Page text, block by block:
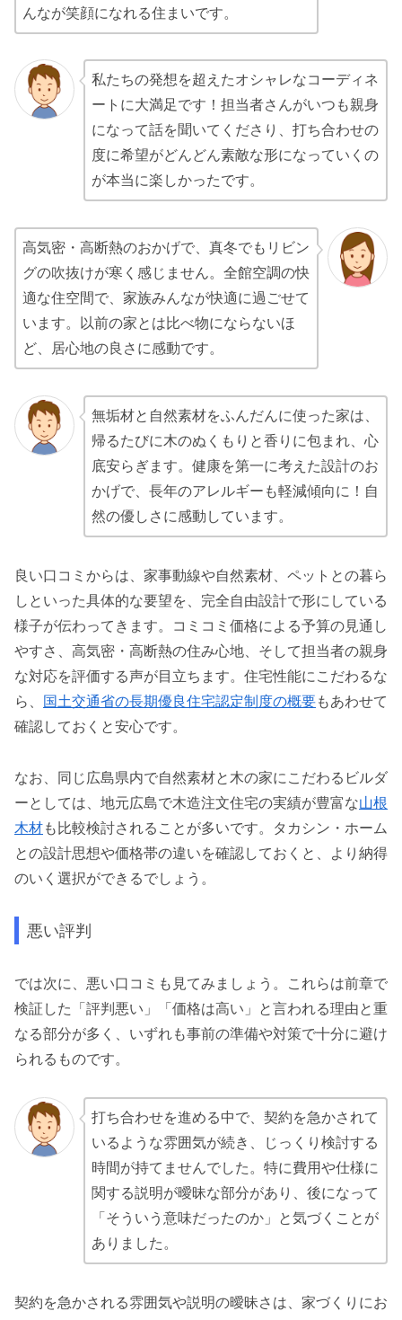
んなが笑顔になれる住まいです。
私たちの発想を超えたオシャレなコーディネ
ートに大満足です！担当者さんがいつも親身
になって話を聞いてくださり、打ち合わせの
度に希望がどんどん素敵な形になっていくの
が本当に楽しかったです。
高気密・高断熱のおかげで、真冬でもリビン
グの吹抜けが寒く感じません。全館空調の快
適な住空間で、家族みんなが快適に過ごせて
います。以前の家とは比べ物にならないほ
ど、居心地の良さに感動です。
無垢材と自然素材をふんだんに使った家は、
帰るたびに木のぬくもりと香りに包まれ、心
底安らぎます。健康を第一に考えた設計のお
かげで、長年のアレルギーも軽減傾向に！自
然の優しさに感動しています。
良い口コミからは、家事動線や自然素材、ペットとの暮ら
しといった具体的な要望を、完全自由設計で形にしている
様子が伝わってきます。コミコミ価格による予算の見通し
やすさ、高気密・高断熱の住み心地、そして担当者の親身
な対応を評価する声が目立ちます。住宅性能にこだわるな
ら、
国土交通省の長期優良住宅認定制度の概要もあわせて
確認しておくと安心です。
なお、同じ広島県内で自然素材と木の家にこだわるビルダ
ーとしては、地元広島で木造注文住宅の実績が豊富な山根
木材も比較検討されることが多いです。タカシン・ホーム
との設計思想や価格帯の違いを確認しておくと、より納得
のいく選択ができるでしょう。
悪い評判
では次に、悪い口コミも見てみましょう。これらは前章で
検証した「評判悪い」「価格は高い」と言われる理由と重
なる部分が多く、いずれも事前の準備や対策で十分に避け
られるものです。
打ち合わせを進める中で、契約を急かされて
いるような雰囲気が続き、じっくり検討する
時間が持てませんでした 。特に費用や仕様に
関する説明が曖昧な部分があり、後になって
「そういう意味だったのか」と気づくことが
ありました。
契約を急かされる雰囲気や説明の曖昧さは、家づくりにお